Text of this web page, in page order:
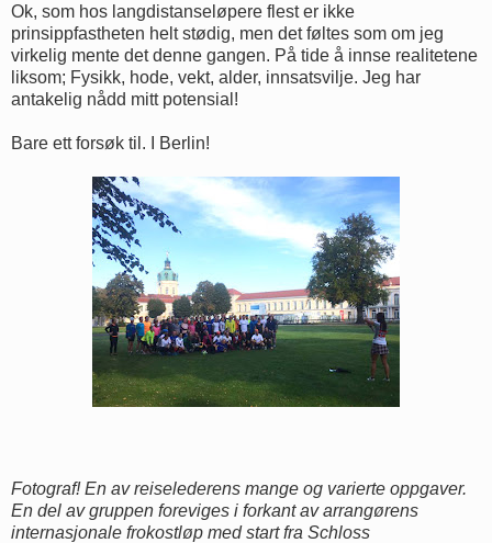
Ok, som hos langdistanseløpere flest er ikke
prinsippfastheten helt stødig, men det føltes som om jeg
virkelig mente det denne gangen. På tide å innse realitetene
liksom; Fysikk, hode, vekt, alder, innsatsvilje. Jeg har
antakelig nådd mitt potensial!
Bare ett forsøk til. I Berlin!
Fotograf! En av reiselederens mange og varierte oppgaver.
En del av gruppen foreviges i forkant av arrangørens
internasjonale frokostløp med start fra Schloss